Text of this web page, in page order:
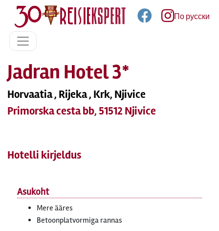
По русски
Jadran Hotel 3*
Horvaatia , Rijeka , Krk, Njivice
Primorska cesta bb, 51512 Njivice
Hotelli kirjeldus
Asukoht
Mere ääres
Betoonplatvormiga rannas